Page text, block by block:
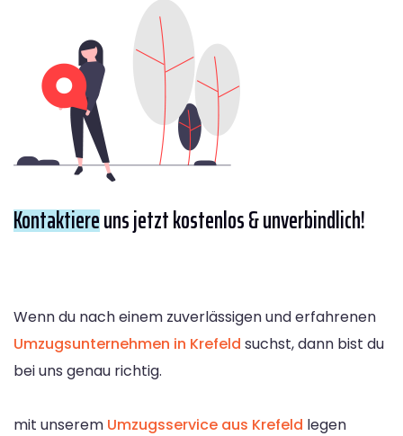
Kontaktiereuns jetzt kostenlos & unverbindlich!
Wenn du nach einem zuverlässigen und erfahrenen
Umzugsunternehmen in Krefeld suchst, dann bist du
bei uns genau richtig.
mit unserem Umzugsservice aus Krefeld legen